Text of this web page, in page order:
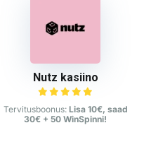
Nutz kasiino
Tervitusboonus: Lisa 10€, saad
30€ + 50 WinSpinni!